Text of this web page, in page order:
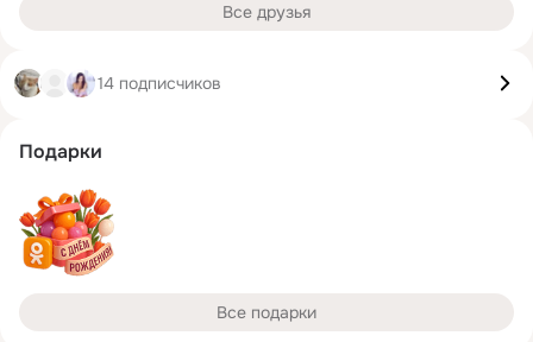
Все друзья
14 подписчиков
Подарки
Все подарки